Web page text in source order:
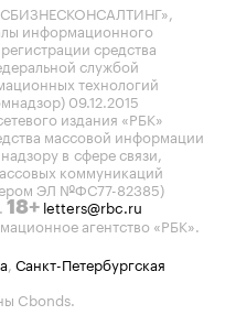
информационного
средства
службой
технологий
09.12.2015
издания «РБК»
массовой информации
в сфере связи,
коммуникаций
ЭЛ №ФС77-82385)
18+ letters@rbc.ru
агентство «РБК».
, Санкт-Петербургская
Cbonds.